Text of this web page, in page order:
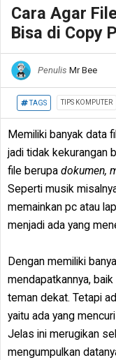
Cara Agar
Bisa di Copy
Penulis Mr Bee
TAGS TIPS KOMPUTER
Memiliki banyak data
jadi tidak kekurangan
file berupa dokumen,
Seperti musik
memainkan pc atau
menjadi ada yang
Dengan memiliki
mendapatkannya,
teman dekat. Tetapi
yaitu ada yang
Jelas ini merugikan
mengumpulkan